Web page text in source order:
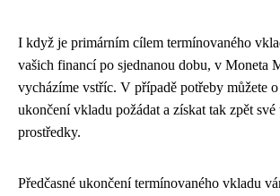
I když je primárním cílem termínovaného
vašich financí po sjednanou dobu, v Moneta
vycházíme vstříc. V případě potřeby můžete o
ukončení vkladu požádat a získat tak zpět své
prostředky.
Předčasné ukončení termínovaného vkladu